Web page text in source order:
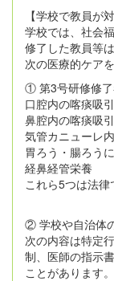
【学校で教員が
学校では、社会
修了した教員等
次の医療的ケア
① 第3号研修修了
口腔内の喀痰吸引
鼻腔内の喀痰吸引
気管カニューレ
胃ろう・腸ろう
経鼻経管栄養
これら5つは法律
② 学校や自治体
次の内容は特定
制、医師の指示
ことがあります。